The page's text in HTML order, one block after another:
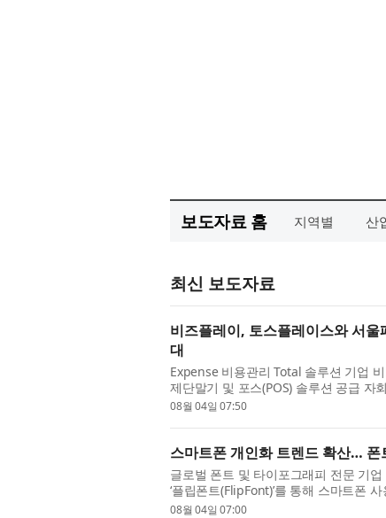
보도자료 홈 지역별 산
최신 보도자료
비즈플레이, 토스플레이스와 서
대
Expense 비용관리 Total 솔루션 기업
제단말기 및 포스(POS) 솔루션 공급 자
권 결제 서비스 활성화 및 기업 비용관
08월 04일 07:50
스마트폰 개인화 트렌드 확산…
글로벌 폰트 및 타이포그래피 전문 기
‘플립폰트(FlipFont)’를 통해 스마트폰
트폰은 단순한 통신 기기를 넘어 개인의
08월 04일 07:00